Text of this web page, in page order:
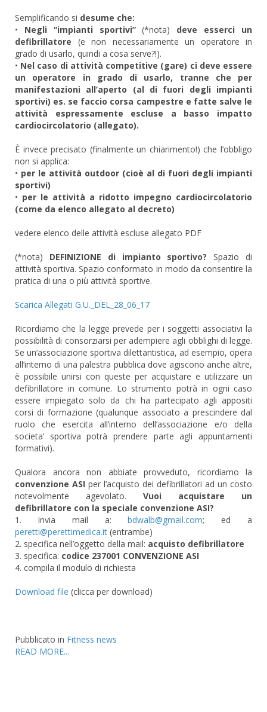
Semplificando si desume che:
• Negli “impianti sportivi”(*nota) deve esserci un
defibrillatore (e non necessariamente un operatore in
grado di usarlo, quindi a cosa serve?!).
• Nel caso di attività competitive (gare) ci deve essere
un operatore in grado di usarlo, tranne che per
manifestazioni all’aperto (al di fuori degli impianti
sportivi) es. se faccio corsa campestre e fatte salve le
attività espressamente escluse a basso impatto
cardiocircolatorio (allegato).
È invece precisato (finalmente un chiarimento!) che l’obbligo
non si applica:
• per le attività outdoor (cioè al di fuori degli impianti
sportivi)
• per le attività a ridotto impegno cardiocircolatorio
(come da elenco allegato al decreto)
vedere elenco delle attività escluse allegato PDF
(*nota) DEFINIZIONE di impianto sportivo? Spazio di
attività sportiva. Spazio conformato in modo da consentire la
pratica di una o più attività sportive.
Scarica Allegati G.U._DEL_28_06_17
Ricordiamo che la legge prevede per i soggetti associativi la
possibilità di consorziarsi per adempiere agli obblighi di legge.
Se un’associazione sportiva dilettantistica, ad esempio, opera
all’interno di una palestra pubblica dove agiscono anche altre,
è possibile unirsi con queste per acquistare e utilizzare un
defibrillatore in comune. Lo strumento potrà in ogni caso
essere impiegato solo da chi ha partecipato agli appositi
corsi di formazione (qualunque associato a prescindere dal
ruolo che esercita all’interno dell’associazione e/o della
societa’ sportiva potrà prendere parte agli appuntamenti
formativi).
Qualora ancora non abbiate provveduto, ricordiamo la
convenzione ASI per l’acquisto dei defibrillatori ad un costo
notevolmente agevolato. Vuoi acquistare un
defibrillatore con la speciale convenzione ASI?
1. invia mail a:
; ed a
(entrambe)
2. specifica nell’oggetto della mail: acquisto defibrillatore
3. specifica: codice 237001 CONVENZIONE ASI
4. compila il modulo di richiesta
Download file (clicca per download)
Pubblicato in Fitness news
READ MORE...